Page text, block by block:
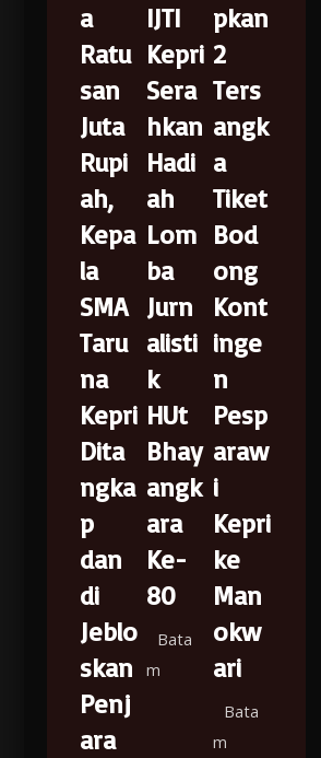
a
Ratu
san
Juta
Rupi
ah,
Kepa
la
SMA
Taru
na
Kepri
Dita
ngka
p
dan
di
Jeblo
skan
Penj
ara
IJTI
Kepri
Sera
hkan
Hadi
ah
Lom
ba
Jurn
alisti
k
HUt
Bhay
angk
ara
Ke-
80
Bata
m
pkan
2
Ters
angk
a
Tiket
Bod
ong
Kont
inge
n
Pesp
araw
i
Kepri
ke
Man
okw
ari
Bata
m